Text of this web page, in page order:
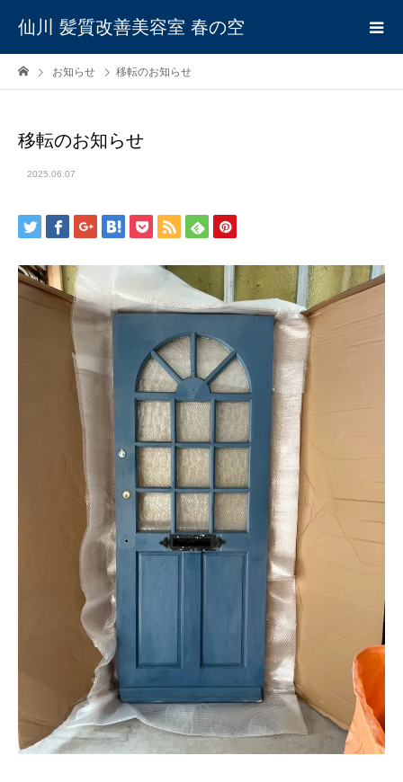
仙川 髪質改善美容室 春の空
お知らせ 移転のお知らせ
移転のお知らせ
2025.06.07